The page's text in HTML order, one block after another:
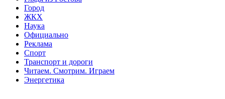
Город
ЖКХ
Наука
Официально
Реклама
Спорт
Транспорт и дороги
Читаем. Смотрим. Играем
Энергетика